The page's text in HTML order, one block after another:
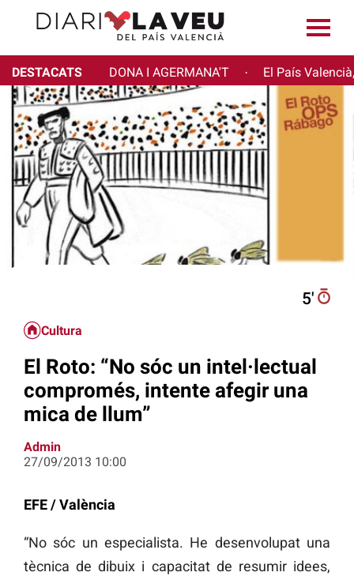
DESTACATS DONA I AGERMANA'T · El País
5′
Cultura
El Roto: “No sóc un intel·lectual
compromés, intente afegir una
mica de llum”
Admin
27/09/2013 10:00
EFE / València
“No sóc un especialista. He desenvolupat una
tècnica de dibuix i capacitat de resumir idees,